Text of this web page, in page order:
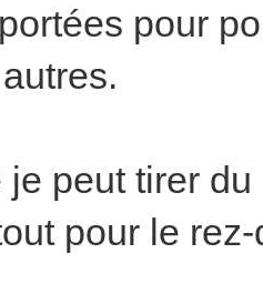
pour
je peut tirer
pour le